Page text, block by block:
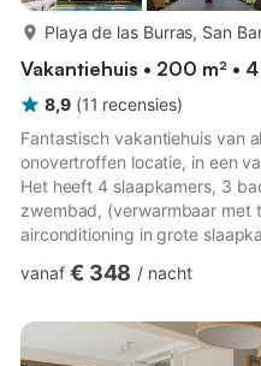
Playa de las Burras, San
Vakantiehuis • 200 m² •
8,9 (11 recensies)
Fantastisch vakantiehuis van
onovertroffen locatie, in een
Het heeft 4 slaapkamers, 3
zwembad, (verwarmbaar met
airconditioning in grote
ligstoelen, en tuin en gebied
kwaliteit apparatuur,
wasmachine.De ruime
vanaf € 348 / nacht